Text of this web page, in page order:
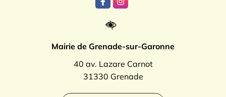
Lien vers le compte Facebook
Lien vers le compte
Mairie de Grenade-sur-Garonne
40 av. Lazare Carnot
31330 Grenade